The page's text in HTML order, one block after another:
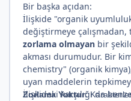
Bir başka açıdan:
İlişkide "organik
değiştirmeye çalışmadan,
zorlama olmayan bir
akması durumudur. Bir
chemistry" (organik
uyan maddelerin
İlişkideki karşılığı da
Zorlama Yoktur: